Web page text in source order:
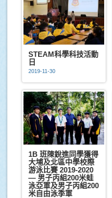
STEAM科學科技活動
日
2019-11-30
1B 班陳銳進同學獲得
大埔及北區中學校際
游泳比賽 2019-2020
— 男子丙組200米蛙
泳亞軍及男子丙組200
米自由泳季軍